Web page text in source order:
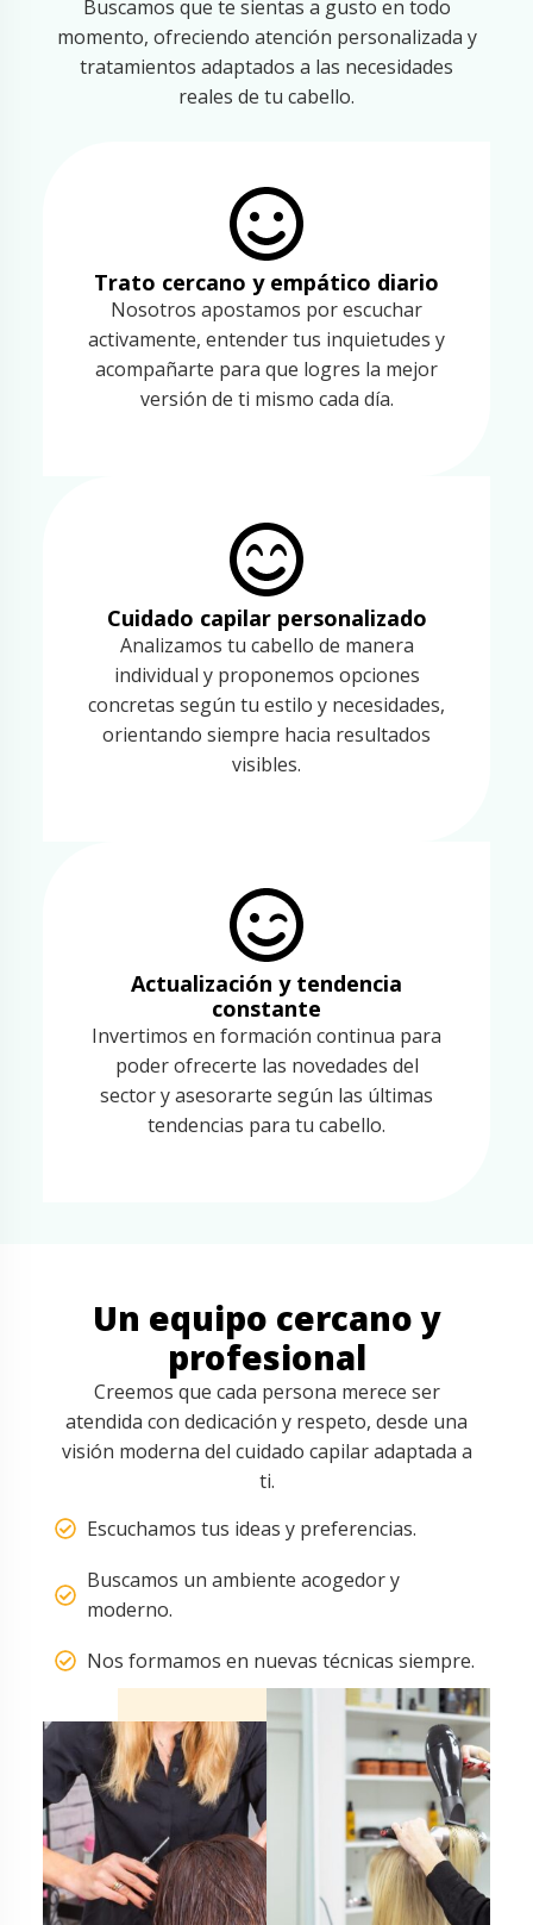
Buscamos que te sientas a gusto en todo
momento, ofreciendo atención personalizada y
tratamientos adaptados a las necesidades
reales de tu cabello.
Trato cercano y empático diario
Nosotros apostamos por escuchar
activamente, entender tus inquietudes y
acompañarte para que logres la mejor
versión de ti mismo cada día.
Cuidado capilar personalizado
Analizamos tu cabello de manera
individual y proponemos opciones
concretas según tu estilo y necesidades,
orientando siempre hacia resultados
visibles.
Actualización y tendencia
constante
Invertimos en formación continua para
poder ofrecerte las novedades del
sector y asesorarte según las últimas
tendencias para tu cabello.
Un equipo cercano y
profesional
Creemos que cada persona merece ser
atendida con dedicación y respeto, desde una
visión moderna del cuidado capilar adaptada a
ti.
Escuchamos tus ideas y preferencias.
Buscamos un ambiente acogedor y
moderno.
Nos formamos en nuevas técnicas siempre.